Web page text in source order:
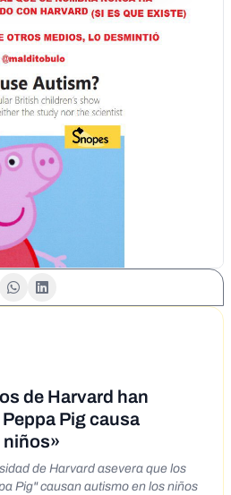
de Harvard han
Pig causa
niños»
de Harvard asevera que los
Pig" causan autismo en los niños